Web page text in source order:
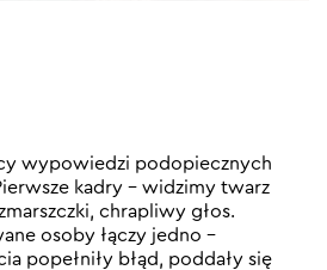
wypowiedzi podopiecznych
kadry – widzimy twarz
chrapliwy głos.
osoby łączy jedno –
popełniły błąd, poddały się